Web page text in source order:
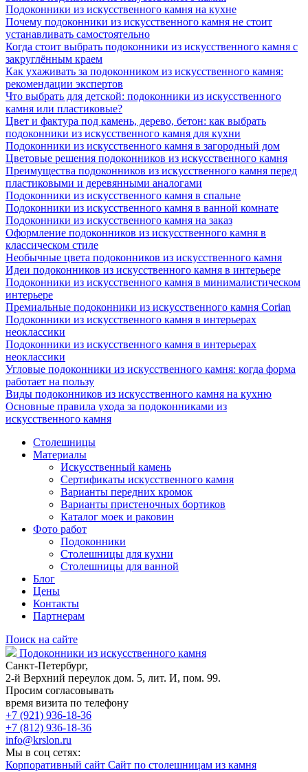
Подоконники из искусственного камня на кухне
Почему подоконники из искусственного камня не стоит
устанавливать самостоятельно
Когда стоит выбрать подоконники из искусственного камня с
закруглённым краем
Как ухаживать за подоконником из искусственного камня:
рекомендации экспертов
Что выбрать для детской: подоконники из искусственного
камня или пластиковые?
Цвет и фактура под камень, дерево, бетон: как выбрать
подоконники из искусственного камня для кухни
Подоконники из искусственного камня в загородный дом
Цветовые решения подоконников из искусственного камня
Преимущества подоконников из искусственного камня перед
пластиковыми и деревянными аналогами
Подоконники из искусственного камня в спальне
Подоконники из искусственного камня в ванной комнате
Подоконники из искусственного камня на заказ
Оформление подоконников из искусственного камня в
классическом стиле
Необычные цвета подоконников из искусственного камня
Идеи подоконников из искусственного камня в интерьере
Подоконники из искусственного камня в минималистическом
интерьере
Премиальные подоконники из искусственного камня Corian
Подоконники из искусственного камня в интерьерах
неоклассики
Подоконники из искусственного камня в интерьерах
неоклассики
Угловые подоконники из искусственного камня: когда форма
работает на пользу
Виды подоконников из искусственного камня на кухню
Основные правила ухода за подоконниками из
искусственного камня
Столешницы
Материалы
Искусственный камень
Сертификаты искусственного камня
Варианты передних кромок
Варианты пристеночных бортиков
Каталог моек и раковин
Фото работ
Подоконники
Столешницы для кухни
Столешницы для ванной
Блог
Цены
Контакты
Партнерам
Поиск на сайте
Подоконники из искусственного камня
Санкт-Петербург,
2-й Верхний переулок дом. 5, лит. И, пом. 99.
Просим согласовывать
время визита по телефону
+7 (921) 936-18-36
+7 (812) 936-18-36
info@krslon.ru
Мы в соц сетях:
Корпоративный сайт Сайт по столешницам из камня